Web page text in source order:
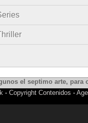
el septimo arte,
- Copyright Contenidos -